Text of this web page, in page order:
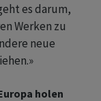
es darum,
Werken zu
neue
holen